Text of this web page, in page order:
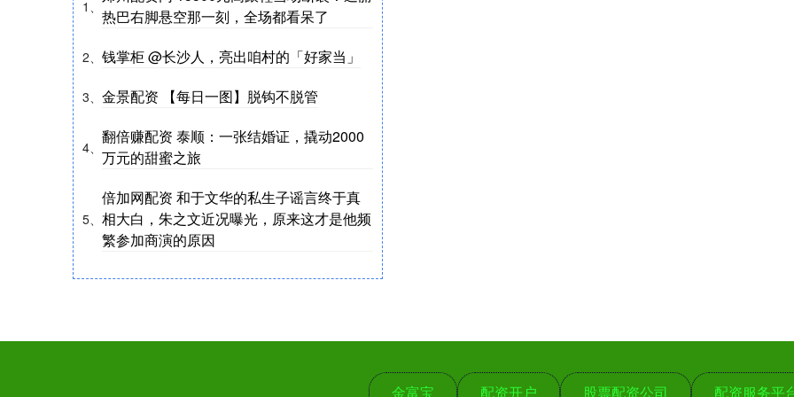
1、 热巴右脚悬空那一刻，全场都看呆了
2、 钱掌柜 @长沙人，亮出咱村的「好家当」
3、 金景配资 【每日一图】脱钩不脱管
4、
翻倍赚配资 泰顺：一张结婚证，撬动2000
万元的甜蜜之旅
5、
倍加网配资 和于文华的私生子谣言终于真
相大白，朱之文近况曝光，原来这才是他频
繁参加商演的原因
金富宝 配资开户 股票配资公司 配资服务平